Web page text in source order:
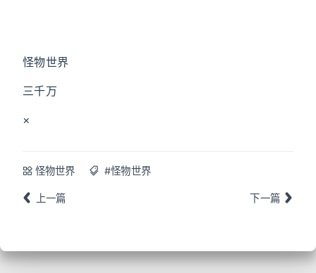
怪物世界
三千万
×
怪物世界 #怪物世界
上一篇 下一篇